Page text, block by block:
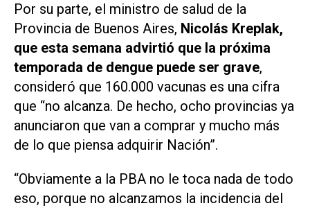
Por su parte, el ministro de salud de la
Provincia de Buenos Aires, Nicolás Kreplak,
que esta semana advirtió que la próxima
temporada de dengue puede ser grave,
consideró que 160.000 vacunas es una cifra
que “no alcanza. De hecho, ocho provincias ya
anunciaron que van a comprar y mucho más
de lo que piensa adquirir Nación”.
“Obviamente a la PBA no le toca nada de todo
eso, porque no alcanzamos la incidencia del